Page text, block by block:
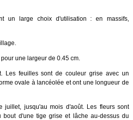
un large choix d'utilisation : en massifs,
une largeur de 0.45 cm.
Les feuilles sont de couleur grise avec un
ovale à lancéolée et ont une longueur de
juillet, jusqu'au mois d'août. Les fleurs sont
bout d'une tige grise et lâche au-dessus du